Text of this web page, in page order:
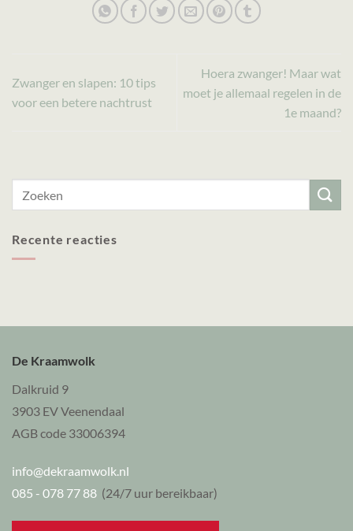
Zwanger en slapen: 10 tips
voor een betere nachtrust
Hoera zwanger! Maar wat
moet je allemaal regelen in de
1e maand?
Recente reacties
De Kraamwolk
Dalkruid 9
3903 EV Veenendaal
AGB code 33006394
info@dekraamwolk.nl
085 - 078 77 88 (24/7 uur bereikbaar)